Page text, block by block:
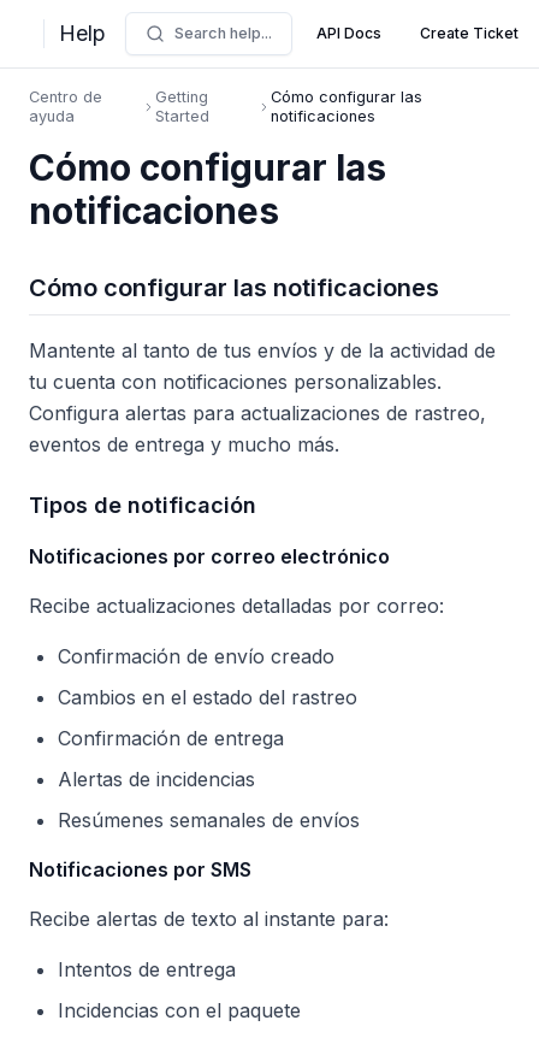
Help Search help... API Docs Create Ticket
Centro de
ayuda
Getting
Started
Cómo configurar las
notificaciones
Cómo configurar las
notificaciones
Cómo configurar las notificaciones
Mantente al tanto de tus envíos y de la actividad de
tu cuenta con notificaciones personalizables.
Configura alertas para actualizaciones de rastreo,
eventos de entrega y mucho más.
Tipos de notificación
Notificaciones por correo electrónico
Recibe actualizaciones detalladas por correo:
Confirmación de envío creado
Cambios en el estado del rastreo
Confirmación de entrega
Alertas de incidencias
Resúmenes semanales de envíos
Notificaciones por SMS
Recibe alertas de texto al instante para:
Intentos de entrega
Incidencias con el paquete